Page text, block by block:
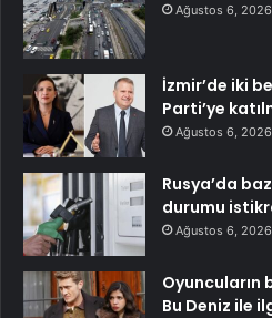
Ağustos 6, 2026
İzmir’de iki
Parti’ye
Ağustos 6, 2026
Rusya’da
durumu
Ağustos 6, 2026
Oyuncuların
Bu Deniz ile